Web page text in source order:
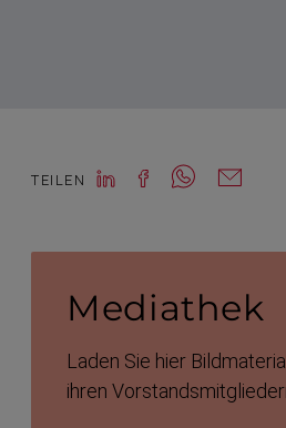
TEILEN
Mediathek
Laden Sie hier
ihren